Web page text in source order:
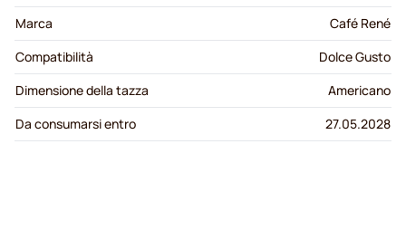
Marca
Café René
Compatibilità
Dolce Gusto
Dimensione della tazza
Americano
Da consumarsi entro
27.05.2028